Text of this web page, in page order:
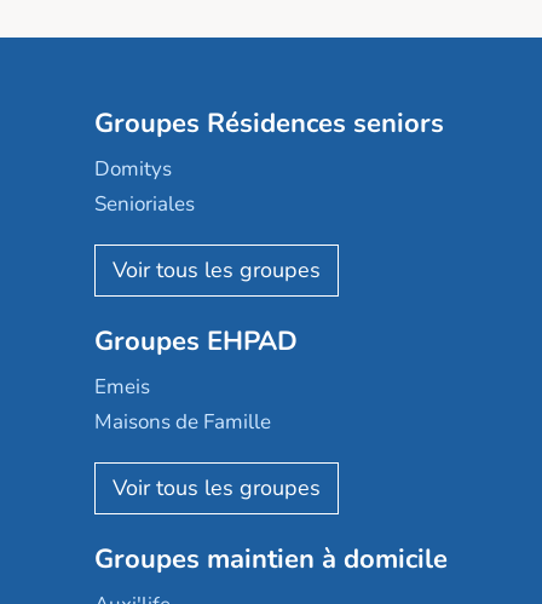
Groupes Résidences seniors
Domitys
Senioriales
Nohée
Les Résidentiels
Mobicap
Domusvi
Happy Senior
Aquarelia
Nexity edenea
Les jardins d'Arcadie
Groupes EHPAD
Emeis
Maisons de Famille
Korian
Emera
Groupe SOS
Le Noble Âge
Groupes maintien à domicile